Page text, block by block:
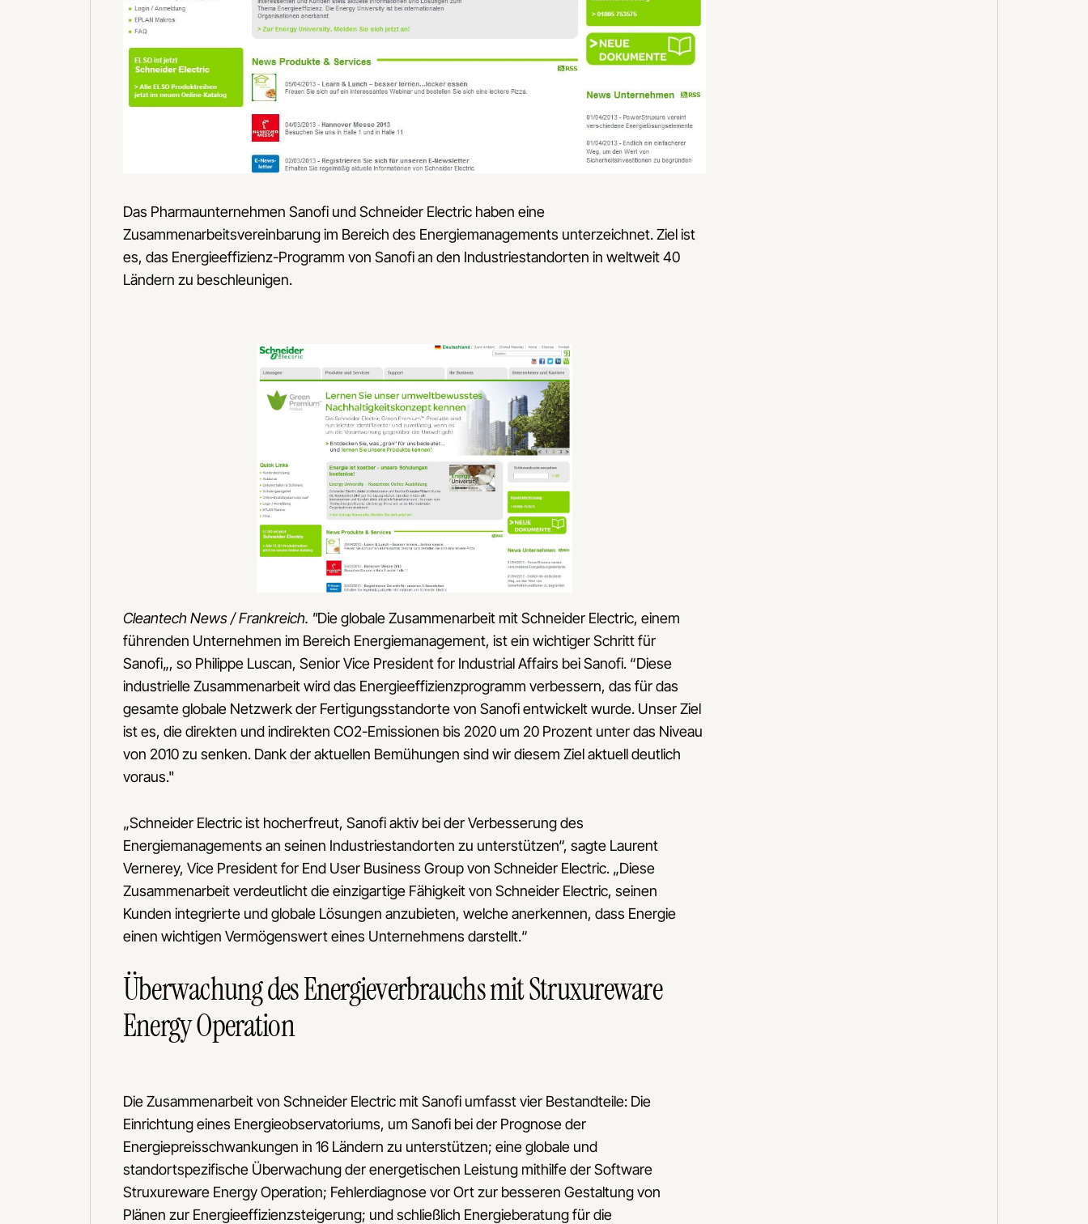
Das Pharmaunternehmen Sanofi und Schneider Electric haben eine
Zusammenarbeitsvereinbarung im Bereich des Energiemanagements unterzeichnet. Ziel ist
es, das Energieeffizienz-Programm von Sanofi an den Industriestandorten in weltweit 40
Ländern zu beschleunigen.
Cleantech News / Frankreich. "Die globale Zusammenarbeit mit Schneider Electric, einem
führenden Unternehmen im Bereich Energiemanagement, ist ein wichtiger Schritt für
Sanofi„, so Philippe Luscan, Senior Vice President for Industrial Affairs bei Sanofi. “Diese
industrielle Zusammenarbeit wird das Energieeffizienzprogramm verbessern, das für das
gesamte globale Netzwerk der Fertigungsstandorte von Sanofi entwickelt wurde. Unser Ziel
ist es, die direkten und indirekten CO2-Emissionen bis 2020 um 20 Prozent unter das Niveau
von 2010 zu senken. Dank der aktuellen Bemühungen sind wir diesem Ziel aktuell deutlich
voraus."
„Schneider Electric ist hocherfreut, Sanofi aktiv bei der Verbesserung des
Energiemanagements an seinen Industriestandorten zu unterstützen“, sagte Laurent
Vernerey, Vice President for End User Business Group von Schneider Electric. „Diese
Zusammenarbeit verdeutlicht die einzigartige Fähigkeit von Schneider Electric, seinen
Kunden integrierte und globale Lösungen anzubieten, welche anerkennen, dass Energie
einen wichtigen Vermögenswert eines Unternehmens darstellt.“
Überwachung des Energieverbrauchs mit Struxureware
Energy Operation
Die Zusammenarbeit von Schneider Electric mit Sanofi umfasst vier Bestandteile: Die
Einrichtung eines Energieobservatoriums, um Sanofi bei der Prognose der
Energiepreisschwankungen in 16 Ländern zu unterstützen; eine globale und
standortspezifische Überwachung der energetischen Leistung mithilfe der Software
Struxureware Energy Operation; Fehlerdiagnose vor Ort zur besseren Gestaltung von
Plänen zur Energieeffizienzsteigerung; und schließlich Energieberatung für die